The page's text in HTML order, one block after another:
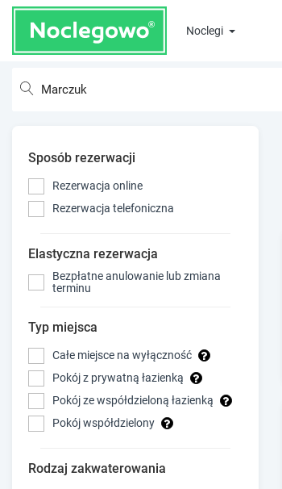
Noclegi
Sposób rezerwacji
Rezerwacja online
Rezerwacja telefoniczna
Elastyczna rezerwacja
Bezpłatne anulowanie lub zmiana
terminu
Typ miejsca
Całe miejsce na wyłączność
Pokój z prywatną łazienką
Pokój ze współdzieloną łazienką
Pokój współdzielony
Rodzaj zakwaterowania